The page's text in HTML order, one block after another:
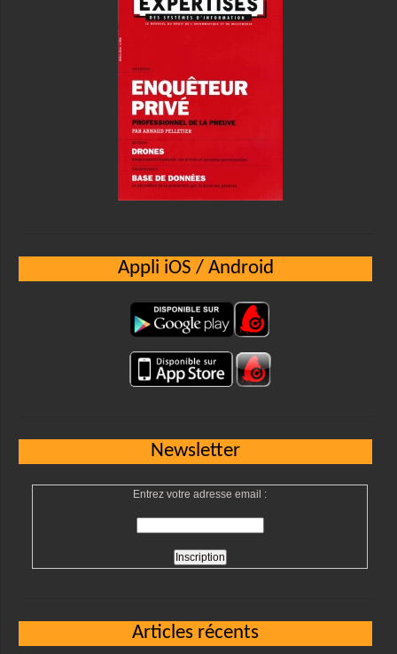
Appli iOS / Android
Newsletter
Entrez votre adresse email :
Articles récents